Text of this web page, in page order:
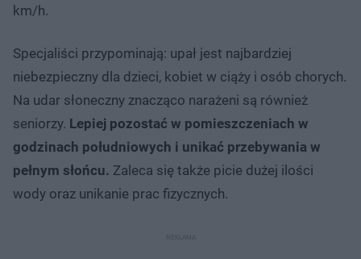
km/h.
Specjaliści przypominają: upał jest najbardziej
niebezpieczny dla dzieci, kobiet w ciąży i osób chorych.
Na udar słoneczny znacząco narażeni są również
seniorzy. Lepiej pozostać w pomieszczeniach w
godzinach południowych i unikać przebywania w
pełnym słońcu. Zaleca się także picie dużej ilości
wody oraz unikanie prac fizycznych.